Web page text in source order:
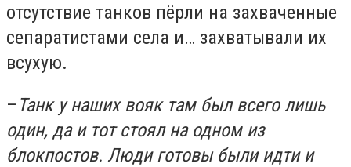
отсутствие танков пёрли на захваченные
сепаратистами села и… захватывали их
всухую.
– Танк у наших вояк там был всего лишь
один, да и тот стоял на одном из
блокпостов. Люди готовы были идти и